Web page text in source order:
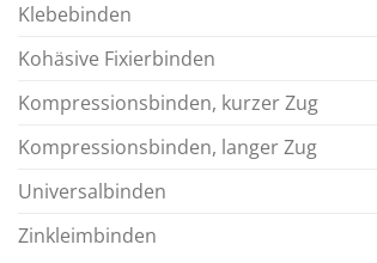
Klebebinden
Kohäsive Fixierbinden
Kompressionsbinden, kurzer Zug
Kompressionsbinden, langer Zug
Universalbinden
Zinkleimbinden